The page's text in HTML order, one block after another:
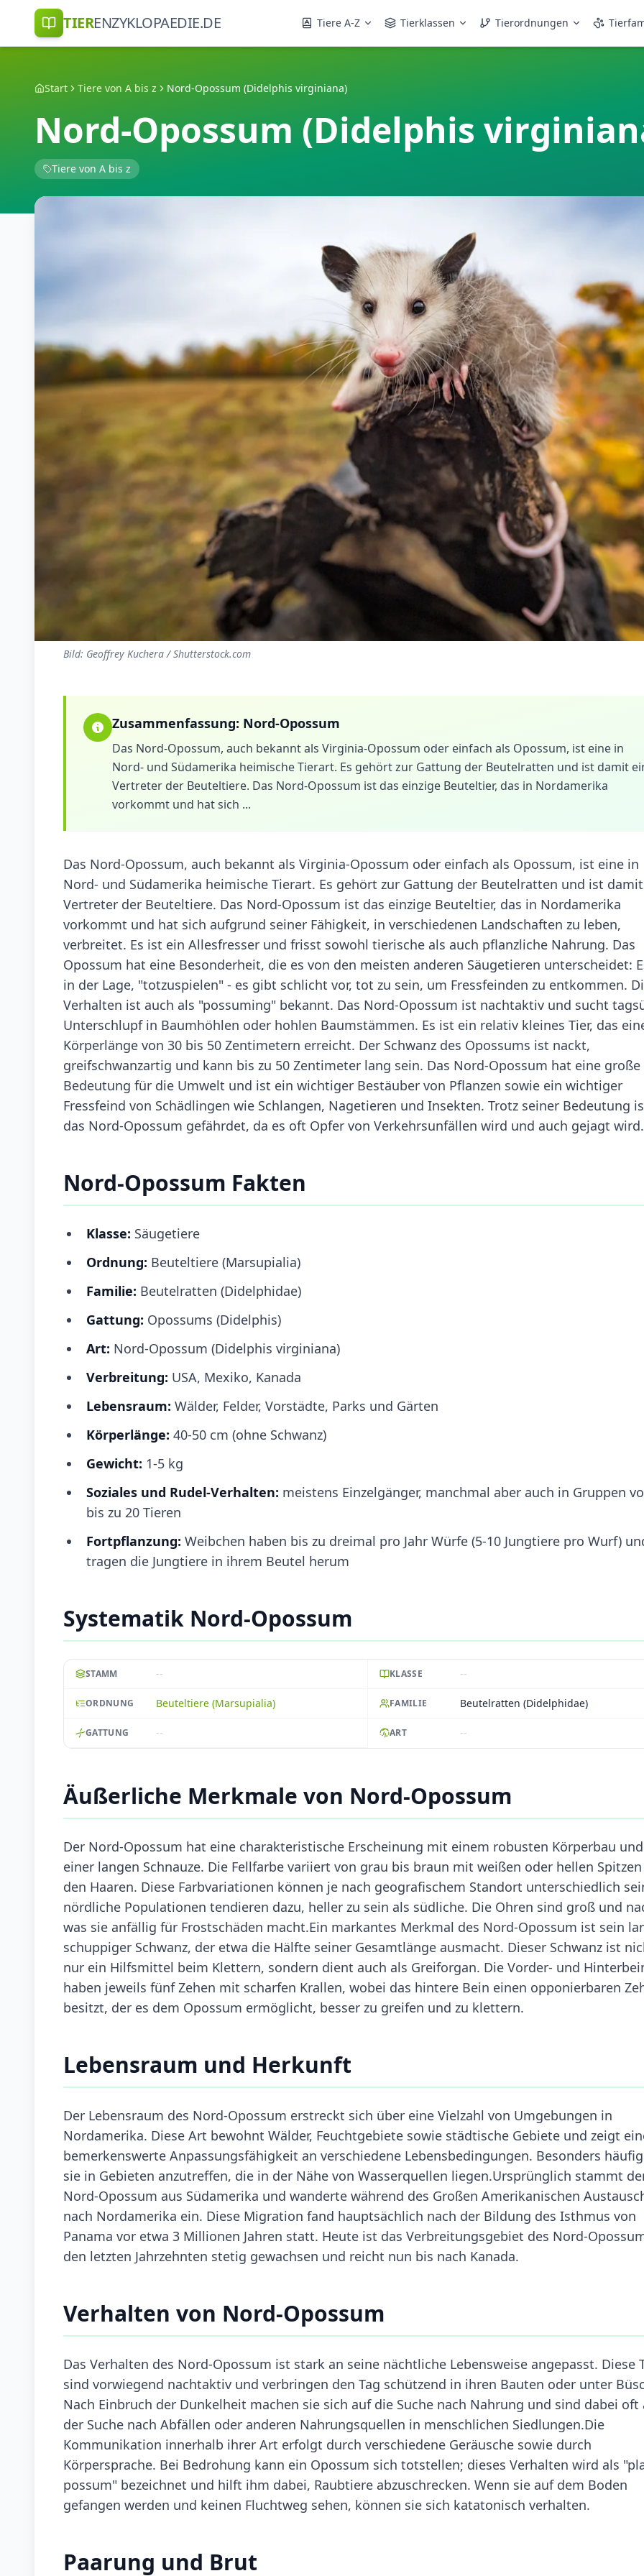
TIERENZYKLOPAEDIE.DE Tiere A-Z Tierklassen Tierordnungen
Start Tiere von A bis z Nord-Opossum (Didelphis virginiana)
Nord-Opossum (Didelphis
Tiere von A bis z
Bild: Geoffrey Kuchera / Shutterstock.com
Zusammenfassung: Nord-Opossum
Das Nord-Opossum, auch bekannt als Virginia-Opossum oder einfach als Opossum, ist eine in
Nord- und Südamerika heimische Tierart. Es gehört zur Gattung der Beutelratten und ist damit
Vertreter der Beuteltiere. Das Nord-Opossum ist das einzige Beuteltier, das in Nordamerika
vorkommt und hat sich ...
Das Nord-Opossum, auch bekannt als Virginia-Opossum oder einfach als Opossum, ist eine in
Nord- und Südamerika heimische Tierart. Es gehört zur Gattung der Beutelratten und ist
Vertreter der Beuteltiere. Das Nord-Opossum ist das einzige Beuteltier, das in Nordamerika
vorkommt und hat sich aufgrund seiner Fähigkeit, in verschiedenen Landschaften zu leben,
verbreitet. Es ist ein Allesfresser und frisst sowohl tierische als auch pflanzliche Nahrung. Das
Opossum hat eine Besonderheit, die es von den meisten anderen Säugetieren unterscheidet:
in der Lage, "totzuspielen" - es gibt schlicht vor, tot zu sein, um Fressfeinden zu entkommen.
Verhalten ist auch als "possuming" bekannt. Das Nord-Opossum ist nachtaktiv und sucht
Unterschlupf in Baumhöhlen oder hohlen Baumstämmen. Es ist ein relativ kleines Tier, das
Körperlänge von 30 bis 50 Zentimetern erreicht. Der Schwanz des Opossums ist nackt,
greifschwanzartig und kann bis zu 50 Zentimeter lang sein. Das Nord-Opossum hat eine große
Bedeutung für die Umwelt und ist ein wichtiger Bestäuber von Pflanzen sowie ein wichtiger
Fressfeind von Schädlingen wie Schlangen, Nagetieren und Insekten. Trotz seiner Bedeutung
das Nord-Opossum gefährdet, da es oft Opfer von Verkehrsunfällen wird und auch gejagt wird.
Nord-Opossum Fakten
Klasse: Säugetiere
Ordnung: Beuteltiere (Marsupialia)
Familie: Beutelratten (Didelphidae)
Gattung: Opossums (Didelphis)
Art: Nord-Opossum (Didelphis virginiana)
Verbreitung: USA, Mexiko, Kanada
Lebensraum: Wälder, Felder, Vorstädte, Parks und Gärten
Körperlänge: 40-50 cm (ohne Schwanz)
Gewicht: 1-5 kg
Soziales und Rudel-Verhalten: meistens Einzelgänger, manchmal aber auch in Gruppen
bis zu 20 Tieren
Fortpflanzung: Weibchen haben bis zu dreimal pro Jahr Würfe (5-10 Jungtiere pro Wurf)
tragen die Jungtiere in ihrem Beutel herum
Systematik Nord-Opossum
STAMM -- KLASSE --
ORDNUNG Beuteltiere (Marsupialia) FAMILIE Beutelratten (Didelphidae)
GATTUNG -- ART --
Äußerliche Merkmale von Nord-Opossum
Der Nord-Opossum hat eine charakteristische Erscheinung mit einem robusten Körperbau und
einer langen Schnauze. Die Fellfarbe variiert von grau bis braun mit weißen oder hellen
den Haaren. Diese Farbvariationen können je nach geografischem Standort unterschiedlich
nördliche Populationen tendieren dazu, heller zu sein als südliche. Die Ohren sind groß und
was sie anfällig für Frostschäden macht.Ein markantes Merkmal des Nord-Opossum ist sein
schuppiger Schwanz, der etwa die Hälfte seiner Gesamtlänge ausmacht. Dieser Schwanz ist
nur ein Hilfsmittel beim Klettern, sondern dient auch als Greiforgan. Die Vorder- und
haben jeweils fünf Zehen mit scharfen Krallen, wobei das hintere Bein einen opponierbaren
besitzt, der es dem Opossum ermöglicht, besser zu greifen und zu klettern.
Lebensraum und Herkunft
Der Lebensraum des Nord-Opossum erstreckt sich über eine Vielzahl von Umgebungen in
Nordamerika. Diese Art bewohnt Wälder, Feuchtgebiete sowie städtische Gebiete und zeigt
bemerkenswerte Anpassungsfähigkeit an verschiedene Lebensbedingungen. Besonders
sie in Gebieten anzutreffen, die in der Nähe von Wasserquellen liegen.Ursprünglich stammt
Nord-Opossum aus Südamerika und wanderte während des Großen Amerikanischen
nach Nordamerika ein. Diese Migration fand hauptsächlich nach der Bildung des Isthmus von
Panama vor etwa 3 Millionen Jahren statt. Heute ist das Verbreitungsgebiet des Nord-
den letzten Jahrzehnten stetig gewachsen und reicht nun bis nach Kanada.
Verhalten von Nord-Opossum
Das Verhalten des Nord-Opossum ist stark an seine nächtliche Lebensweise angepasst. Diese
sind vorwiegend nachtaktiv und verbringen den Tag schützend in ihren Bauten oder unter
Nach Einbruch der Dunkelheit machen sie sich auf die Suche nach Nahrung und sind dabei oft
der Suche nach Abfällen oder anderen Nahrungsquellen in menschlichen Siedlungen.Die
Kommunikation innerhalb ihrer Art erfolgt durch verschiedene Geräusche sowie durch
Körpersprache. Bei Bedrohung kann ein Opossum sich totstellen; dieses Verhalten wird als
possum" bezeichnet und hilft ihm dabei, Raubtiere abzuschrecken. Wenn sie auf dem Boden
gefangen werden und keinen Fluchtweg sehen, können sie sich katatonisch verhalten.
Paarung und Brut